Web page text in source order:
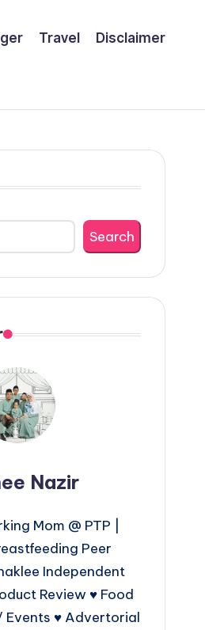
Travel Disclaimer
Search
Nazir
Mom @ PTP |
Peer
Independent
Review ♥ Food
Events ♥ Advertorial